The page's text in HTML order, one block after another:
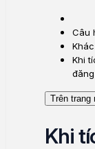
Câu
Khác
Khi
Trên trang
Khi